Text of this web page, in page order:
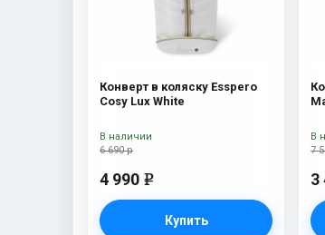
Конверт в коляску Esspero
Cosy Lux White
6 690 р
4 990 e
Купить
В наличии
7
3
В